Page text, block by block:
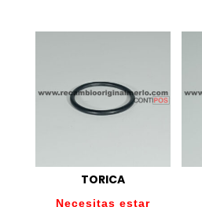
TORICA
Necesitas estar